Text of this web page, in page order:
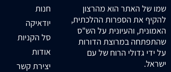
שמו של האתר הוא מהרצון
להקיף את הספרות ההלכתית,
האמונית, והעיונית על הש"ס
שהתפתחה במרוצת הדורות
על ידי גדולי הרוח של עם
ישראל.
חנות
יודאיקה
סל הקניות
אודות
יצירת קשר